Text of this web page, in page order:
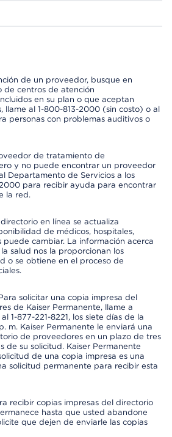
de un proveedor, busque en
de centros de atención
en su plan o que aceptan
llame al 1-800-813-2000 (sin costo) o al
personas con problemas auditivos o
de tratamiento de
y no puede encontrar un proveedor
Departamento de Servicios a los
para recibir ayuda para encontrar
la red.
en línea se actualiza
de médicos, hospitales,
puede cambiar. La información acerca
salud nos la proporcionan los
o se obtiene en el proceso de
solicitar una copia impresa del
de Kaiser Permanente, llame a
1-877-221-8221, los siete días de la
m. Kaiser Permanente le enviará una
de proveedores en un plazo de tres
de su solicitud. Kaiser Permanente
de una copia impresa es una
solicitud permanente para recibir esta
recibir copias impresas del directorio
hasta que usted abandone
que dejen de enviarle las copias